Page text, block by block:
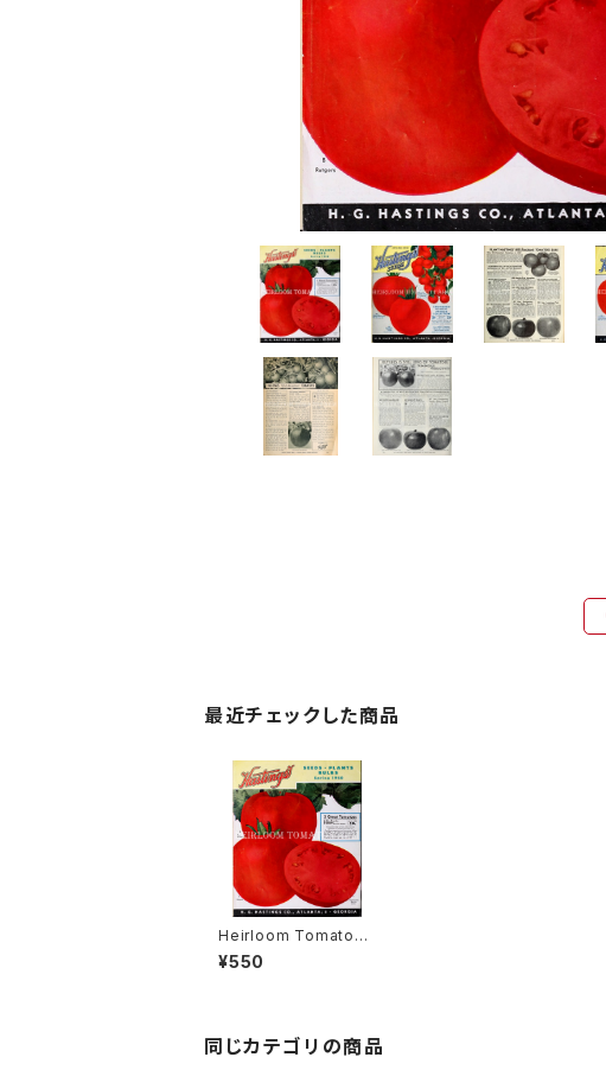
最近チェックした商品
Heirloom Tomato®
Everbearing Scarlet
Globe エアルーム・ト
¥550
同じカテゴリの商品